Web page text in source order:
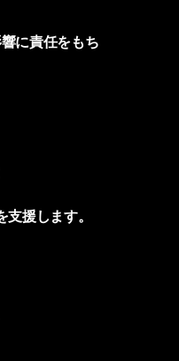
に責任をもち
援します。